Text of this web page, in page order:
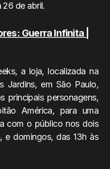
26 de abril.
Guerra Infinita |
a loja, localizada na
Jardins, em São Paulo,
principais personagens,
América, para uma
com o público nos dois
e domingos, das 13h às